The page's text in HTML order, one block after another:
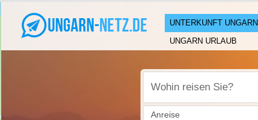
UNTERKUNFT UNGARN
UNGARN URLAUB
Wohin reisen Sie?
Anreise